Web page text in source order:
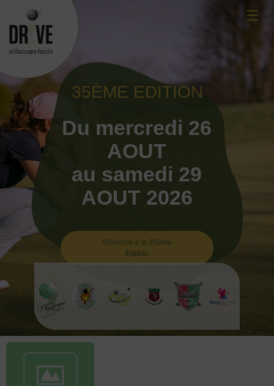
content
☰
35ÈME EDITION
Du mercredi 26
AOUT
au samedi 29
AOUT 2026
S'inscrire à la 35ème
Edition